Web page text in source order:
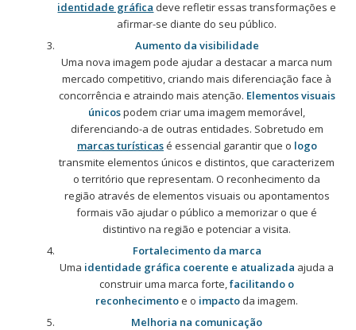
identidade gráfica deve refletir essas transformações e
afirmar-se diante do seu público.
Aumento da visibilidade
Uma nova imagem pode ajudar a destacar a marca num
mercado competitivo, criando mais diferenciação face à
concorrência e atraindo mais atenção. Elementos visuais
únicospodem criar uma imagem memorável,
diferenciando-a de outras entidades. Sobretudo em
marcas turísticasé essencial garantir que o logo
transmite elementos únicos e distintos, que caracterizem
o território que representam. O reconhecimento da
região através de elementos visuais ou apontamentos
formais vão ajudar o público a memorizar o que é
distintivo na região e potenciar a visita.
Fortalecimento da marca
Uma identidade gráfica coerente e atualizada ajuda a
construir uma marca forte,facilitando o
reconhecimentoe o impacto da imagem.
Melhoria na comunicação